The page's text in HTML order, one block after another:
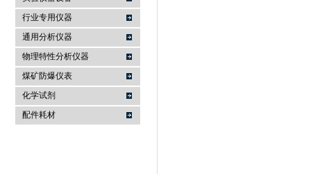
麦科仪（北京）科技有限公司
行业专用仪器
通用分析仪器
物理特性分析仪器
煤矿防爆仪表
化学试剂
配件耗材